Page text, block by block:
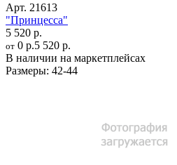
Арт. 21613
"Принцесса"
5 520 р.
от 0 р.5 520 р.
В наличии на маркетплейсах
Размеры: 42-44